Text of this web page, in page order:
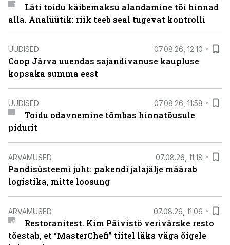
Läti toidu käibemaksu alandamine tõi hinnad
alla. Analüütik: riik teeb seal tugevat kontrolli
UUDISED 07.08.26, 12:10
Coop Järva uuendas sajandivanuse kaupluse
kopsaka summa eest
UUDISED 07.08.26, 11:58
Toidu odavnemine tõmbas hinnatõusule
pidurit
ARVAMUSED 07.08.26, 11:18
Pandisüsteemi juht: pakendi jalajälje määrab
logistika, mitte loosung
ARVAMUSED 07.08.26, 11:06
Restoranitest. Kim Päivistö verivärske resto
tõestab, et “MasterChefi” tiitel läks väga õigele